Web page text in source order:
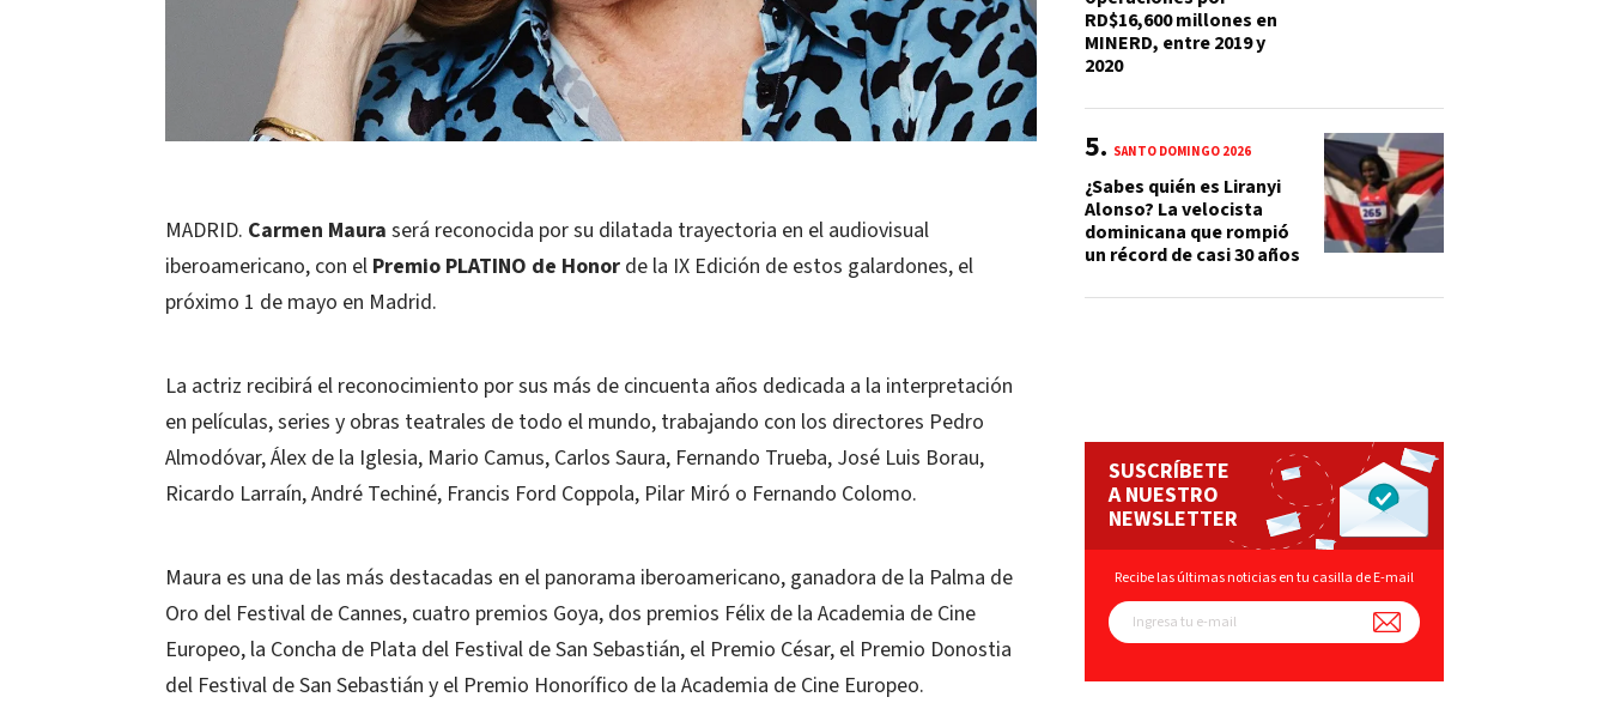
MADRID. Carmen Maura será reconocida por su dilatada trayectoria en el audiovisual
iberoamericano, con el Premio PLATINO de Honor de la IX Edición de estos galardones, el
próximo 1 de mayo en Madrid.
La actriz recibirá el reconocimiento por sus más de cincuenta años dedicada a la interpretación
en películas, series y obras teatrales de todo el mundo, trabajando con los directores Pedro
Almodóvar, Álex de la Iglesia, Mario Camus, Carlos Saura, Fernando Trueba, José Luis Borau,
Ricardo Larraín, André Techiné, Francis Ford Coppola, Pilar Miró o Fernando Colomo.
Maura es una de las más destacadas en el panorama iberoamericano, ganadora de la Palma de
Oro del Festival de Cannes, cuatro premios Goya, dos premios Félix de la Academia de Cine
Europeo, la Concha de Plata del Festival de San Sebastián, el Premio César, el Premio Donostia
del Festival de San Sebastián y el Premio Honorífico de la Academia de Cine Europeo.
RD$16,600 millones en
MINERD, entre 2019 y
2020
SANTO DOMINGO 2026
¿Sabes quién es Liranyi
Alonso? La velocista
dominicana que rompió
un récord de casi 30 años
SUSCRÍBETE
A NUESTRO
NEWSLETTER
Recibe las últimas noticias en tu casilla de E-mail